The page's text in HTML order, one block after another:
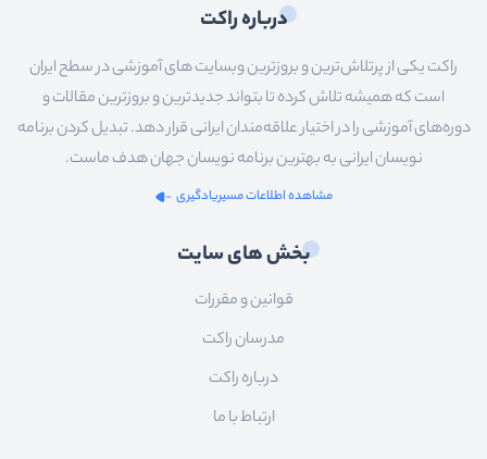
درباره راکت
راکت یکی از پرتلاش‌ترین و بروزترین وبسایت های آموزشی در سطح ایران
است که همیشه تلاش کرده تا بتواند جدیدترین و بروزترین مقالات و
دوره‌های آموزشی را در اختیار علاقه‌مندان ایرانی قرار دهد. تبدیل کردن برنامه
نویسان ایرانی به بهترین برنامه نویسان جهان هدف ماست.
مشاهده اطلاعات مسیریادگیری
بخش های سایت
قوانین و مقررات
مدرسان راکت
درباره راکت
ارتباط با ما